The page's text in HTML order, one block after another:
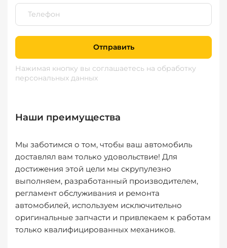
Отправить
Нажимая кнопку вы соглашаетесь на обработку
персональных данных
Наши преимущества
Мы заботимся о том, чтобы ваш автомобиль
доставлял вам только удовольствие! Для
достижения этой цели мы скрупулезно
выполняем, разработанный производителем,
регламент обслуживания и ремонта
автомобилей, используем исключительно
оригинальные запчасти и привлекаем к работам
только квалифицированных механиков.